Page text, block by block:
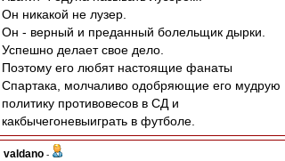
Он никакой не лузер.
Он - верный и преданный болельщик дырки.
Успешно делает свое дело.
Поэтому его любят настоящие фанаты
Спартака, молчаливо одобряющие его мудрую
политику противовесов в СД и
какбычегоневыиграть в футболе.
valdano -